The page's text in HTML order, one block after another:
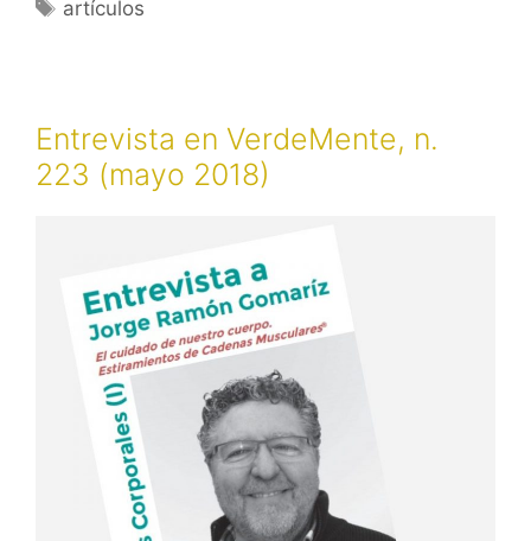
artículos
Entrevista en VerdeMente, n.
223 (mayo 2018)